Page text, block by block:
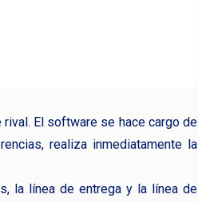
El software se hace cargo de
realiza inmediatamente la
la línea de entrega y la línea de